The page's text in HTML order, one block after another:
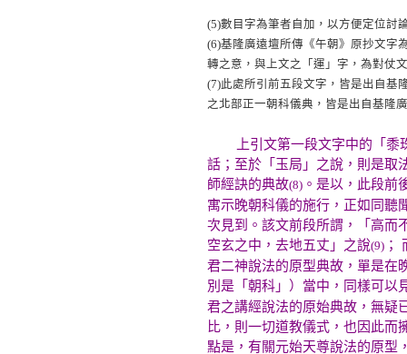
(5)數目字為筆者自加，以方便定位討
(6)基隆廣遠壇所傳《午朝》原抄文字
轉之意，與上文之「運」字，為對仗
(7)此處所引前五段文字，皆是出自基
之北部正一朝科儀典，皆是出自基隆
上引文第一段文字中的「
話；至於「玉局」之說，則是取
師經訣的典故(8) 。是以，此段前
寓示晚朝科儀的施行，正如同聽
次見到。該文前段所謂，「高而
空玄之中，去地五丈」之說(9) ；
君二神說法的原型典故，單是在
別是「朝科」）當中，同樣可以
君之講經說法的原始典故，無疑
比，則一切道教儀式，也因此而
點是，有關元始天尊說法的原型